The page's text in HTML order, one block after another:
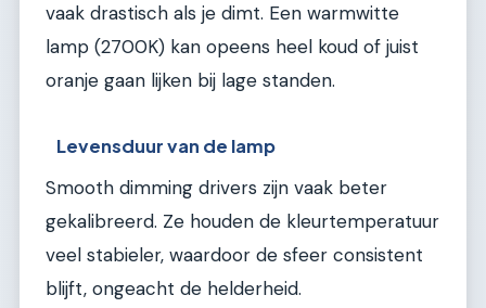
vaak drastisch als je dimt. Een warmwitte
lamp (2700K) kan opeens heel koud of juist
oranje gaan lijken bij lage standen.
Levensduur van de lamp
Smooth dimming drivers zijn vaak beter
gekalibreerd. Ze houden de kleurtemperatuur
veel stabieler, waardoor de sfeer consistent
blijft, ongeacht de helderheid.